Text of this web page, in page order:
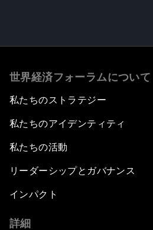
世界経済フォーラムについて
私たちのストラテジー
私たちのアイデンティティ
私たちの活動
リーダーシップとガバナンス
インパクト
詳細